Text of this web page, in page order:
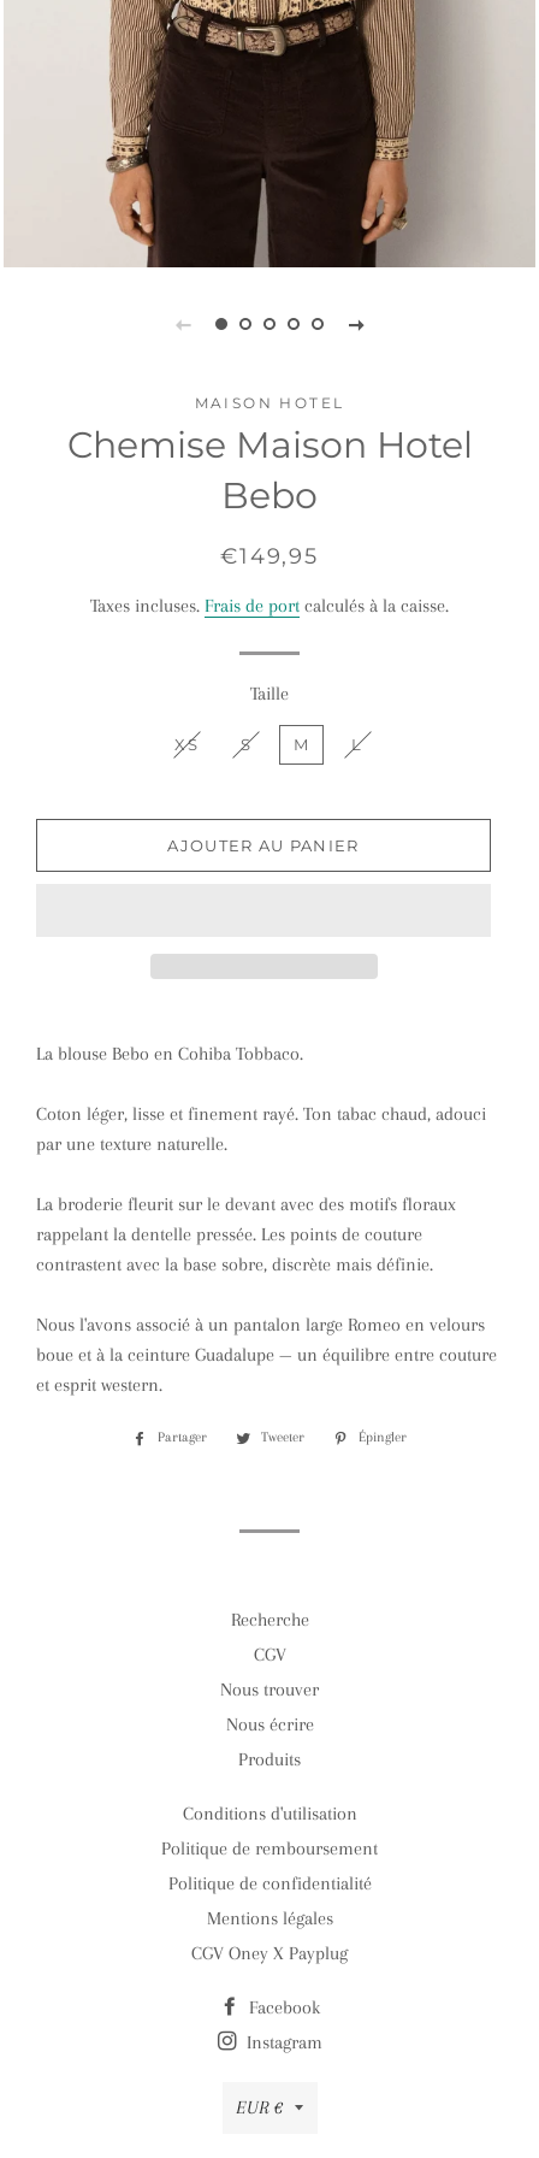
MAISON HOTEL
Chemise Maison Hotel
Bebo
Prix
Prix
€149,95
Taxes incluses. Frais de port calculés à la caisse.
Taille
XS S M L
AJOUTER AU PANIER
La blouse Bebo en Cohiba Tobbaco.
Coton léger, lisse et finement rayé. Ton tabac chaud, adouci
par une texture naturelle.
La broderie fleurit sur le devant avec des motifs floraux
rappelant la dentelle pressée. Les points de couture
contrastent avec la base sobre, discrète mais définie.
Nous l'avons associé à un pantalon large Romeo en velours
boue et à la ceinture Guadalupe — un équilibre entre couture
et esprit western.
Partager
PartagerTweeter
Tweeter Épingler
Recherche
CGV
Nous trouver
Nous écrire
Produits
Conditions d'utilisation
Politique de remboursement
Politique de confidentialité
Mentions légales
CGV Oney X Payplug
Facebook
Instagram
Devise
EUR €